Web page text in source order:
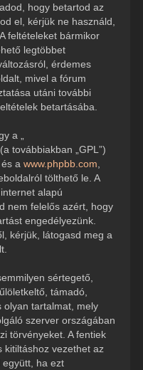
hogy betartod az
el, kérjük ne használd,
feltételeket bármikor
legtöbbet
érdemes
mivel a fórum
utáni további
betartásába.
a „
továbbiakban „GPL”)
a www.phpbb.com
tölthető le. A
alapú
nem felelős azért, hogy
engedélyezünk.
kérjük, látogasd meg a
sértegető,
támadó,
olyan tartalmat, mely
szerver országában
törvényeket. A fentiek
kitiltáshoz vezethet az
ha ezt